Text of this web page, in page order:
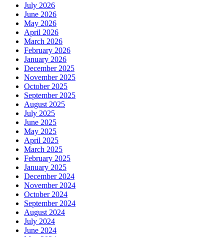
July 2026
June 2026
May 2026
April 2026
March 2026
February 2026
January 2026
December 2025
November 2025
October 2025
September 2025
August 2025
July 2025
June 2025
May 2025
April 2025
March 2025
February 2025
January 2025
December 2024
November 2024
October 2024
September 2024
August 2024
July 2024
June 2024